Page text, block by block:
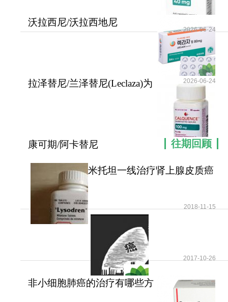
沃拉西尼/沃拉西地尼
(Voranigo/Vorasidenib
拉泽替尼/兰泽替尼(Leclaza)为
2026-06-24
康可期/阿卡替尼
2026-06-24
往期回顾
米托坦一线治疗肾上腺皮质癌
2018-11-15
非小细胞肺癌的治疗有哪些方
2017-10-26